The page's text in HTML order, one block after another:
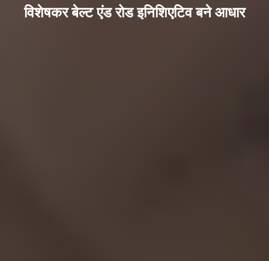
विशेषकर बेल्ट एंड रोड इनिशिएटिव बने आधार